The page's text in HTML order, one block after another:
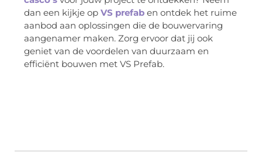
dan een kijkje op VS prefab en ontdek het ruime
aanbod aan oplossingen die de bouwervaring
aangenamer maken. Zorg ervoor dat jij ook
geniet van de voordelen van duurzaam en
efficiënt bouwen met VS Prefab.